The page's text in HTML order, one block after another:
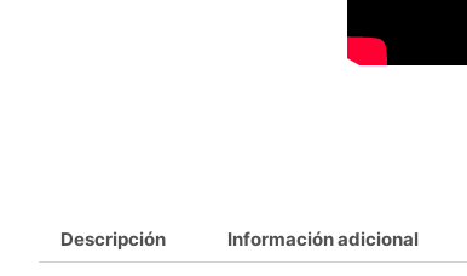
Descripción Información adicional